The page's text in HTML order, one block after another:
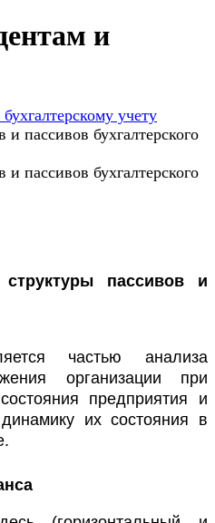
и
учету
пассивов бухгалтерского
пассивов бухгалтерского
пассивов и
частью анализа
организации при
предприятия и
их состояния в